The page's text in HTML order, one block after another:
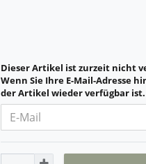
Dieser Artikel ist zurzeit nicht
Wenn Sie Ihre E-Mail-Adresse
der Artikel wieder verfügbar ist.